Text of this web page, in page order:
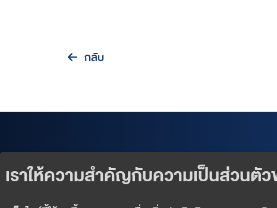
กลับ
Our Products
Exclusive Events